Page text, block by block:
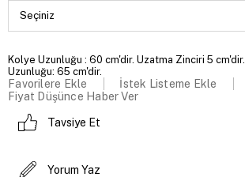
Kolye Uzunluğu : 60 cm'dir. Uzatma Zinciri 5
Uzunluğu: 65 cm'dir.
Favorilere Ekle
İstek Listeme Ekle
Fiyat Düşünce Haber Ver
Tavsiye Et
Yorum Yaz